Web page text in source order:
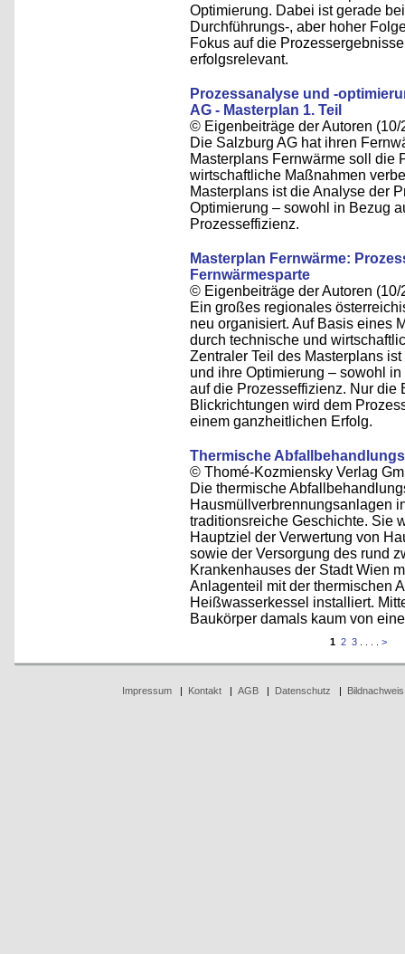
Optimierung. Dabei ist gerade
Durchführungs-, aber hoher
Fokus auf die
erfolgsrelevant.
Prozessanalyse und -
AG - Masterplan 1. Teil
© Eigenbeiträge der Autoren (10/
Die Salzburg AG hat ihren
Masterplans Fernwärme soll die
wirtschaftliche Maßnahmen
Masterplans ist die Analyse der
Optimierung – sowohl in Bezug
Prozesseffizienz.
Masterplan Fernwärme:
Fernwärmesparte
© Eigenbeiträge der Autoren (10/
Ein großes regionales
neu organisiert. Auf Basis eines
durch technische und
Zentraler Teil des Masterplans
und ihre Optimierung – sowohl
auf die Prozesseffizienz. Nur die
Blickrichtungen wird dem
einem ganzheitlichen Erfolg.
Thermische
© Thomé-Kozmiensky Verlag
Die thermische
Hausmüllverbrennungsanlagen
traditionsreiche Geschichte. Sie
Hauptziel der Verwertung von
sowie der Versorgung des rund
Krankenhauses der Stadt Wien
Anlagenteil mit der thermischen
Heißwasserkessel installiert.
Baukörper damals kaum von
1 2 3 >
Impressum| Kontakt| AGB| Datenschutz | Bildnachweis